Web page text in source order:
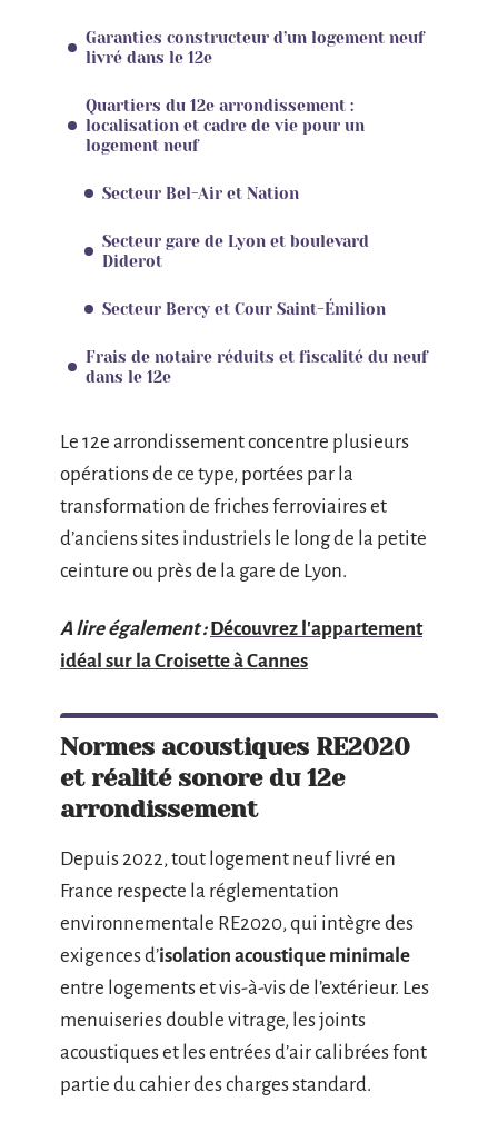
Garanties constructeur d’un logement neuf
livré dans le 12e
Quartiers du 12e arrondissement :
localisation et cadre de vie pour un
logement neuf
Secteur Bel-Air et Nation
Secteur gare de Lyon et boulevard
Diderot
Secteur Bercy et Cour Saint-Émilion
Frais de notaire réduits et fiscalité du neuf
dans le 12e
Le 12e arrondissement concentre plusieurs
opérations de ce type, portées par la
transformation de friches ferroviaires et
d’anciens sites industriels le long de la petite
ceinture ou près de la gare de Lyon.
A lire également : Découvrez l'appartement
idéal sur la Croisette à Cannes
Normes acoustiques RE2020
et réalité sonore du 12e
arrondissement
Depuis 2022, tout logement neuf livré en
France respecte la réglementation
environnementale RE2020, qui intègre des
exigences d’isolation acoustique minimale
entre logements et vis-à-vis de l’extérieur. Les
menuiseries double vitrage, les joints
acoustiques et les entrées d’air calibrées font
partie du cahier des charges standard.